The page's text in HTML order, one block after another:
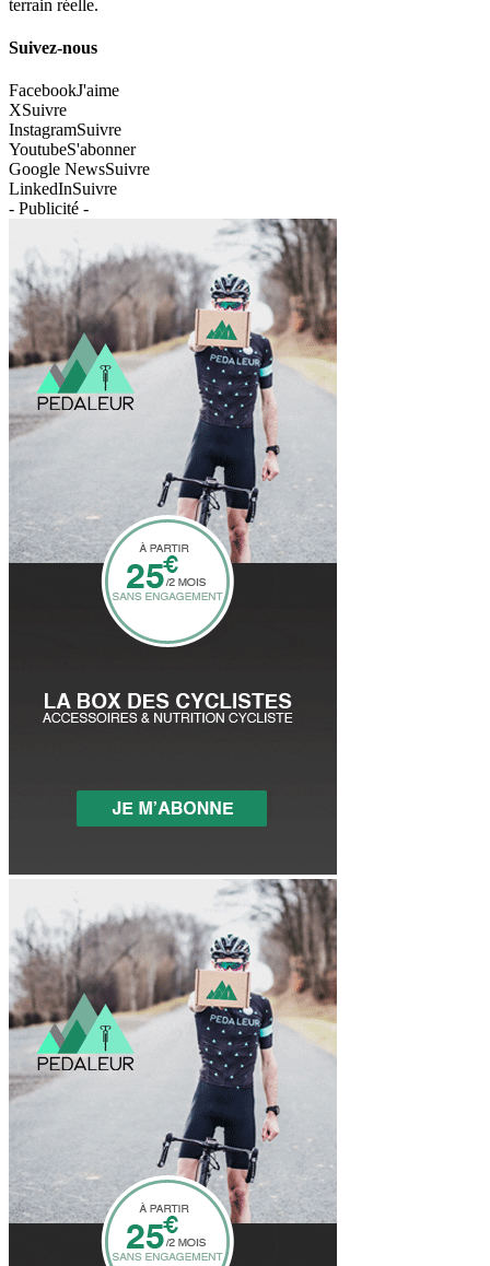
terrain réelle.
Suivez-nous
FacebookJ'aime
XSuivre
InstagramSuivre
YoutubeS'abonner
Google NewsSuivre
LinkedInSuivre
- Publicité -